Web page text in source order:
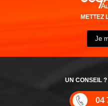
METTEZ
Je
UN CONSEIL
04